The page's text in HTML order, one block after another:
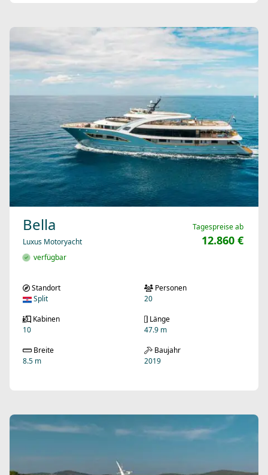
Bella
Luxus Motoryacht
verfügbar
Tagespreise ab
12.860 €
Standort
Split
Personen
20
Kabinen
10
Länge
47.9 m
Breite
8.5 m
Baujahr
2019